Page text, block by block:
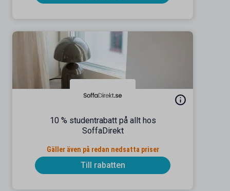
10 % studentrabatt på allt hos
SoffaDirekt
Gäller även på redan nedsatta priser
Till rabatten